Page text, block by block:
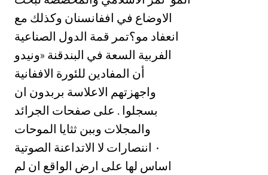
الاوضاع في اففانسنان وكذلك مع
انعفاد مو؟تمر قمة الدول الصناعية
الفربية السعة في البندقنة «ونيدو
أن المفادين للئورة الاففانية
واجهزتهم الاعلاسة بربدون ان
بسجلوا . على صفحات الجرائد
والمجلات وببن ثثايا الموحات
الاتداعنة الصوتية ‎٠‏ اننصارات لا
اساس لها على ارض الواقع ان لم